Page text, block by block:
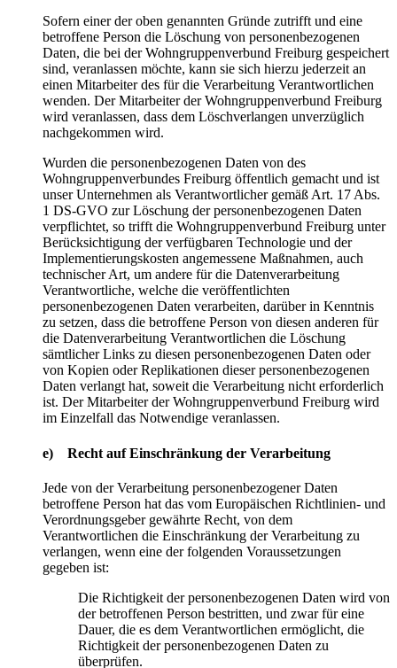
Sofern einer der oben genannten Gründe zutrifft und eine
betroffene Person die Löschung von personenbezogenen
Daten, die bei der Wohngruppenverbund Freiburg gespeichert
sind, veranlassen möchte, kann sie sich hierzu jederzeit an
einen Mitarbeiter des für die Verarbeitung Verantwortlichen
wenden. Der Mitarbeiter der Wohngruppenverbund Freiburg
wird veranlassen, dass dem Löschverlangen unverzüglich
nachgekommen wird.
Wurden die personenbezogenen Daten von des
Wohngruppenverbundes Freiburg öffentlich gemacht und ist
unser Unternehmen als Verantwortlicher gemäß Art. 17 Abs.
1 DS-GVO zur Löschung der personenbezogenen Daten
verpflichtet, so trifft die Wohngruppenverbund Freiburg unter
Berücksichtigung der verfügbaren Technologie und der
Implementierungskosten angemessene Maßnahmen, auch
technischer Art, um andere für die Datenverarbeitung
Verantwortliche, welche die veröffentlichten
personenbezogenen Daten verarbeiten, darüber in Kenntnis
zu setzen, dass die betroffene Person von diesen anderen für
die Datenverarbeitung Verantwortlichen die Löschung
sämtlicher Links zu diesen personenbezogenen Daten oder
von Kopien oder Replikationen dieser personenbezogenen
Daten verlangt hat, soweit die Verarbeitung nicht erforderlich
ist. Der Mitarbeiter der Wohngruppenverbund Freiburg wird
im Einzelfall das Notwendige veranlassen.
e) Recht auf Einschränkung der Verarbeitung
Jede von der Verarbeitung personenbezogener Daten
betroffene Person hat das vom Europäischen Richtlinien- und
Verordnungsgeber gewährte Recht, von dem
Verantwortlichen die Einschränkung der Verarbeitung zu
verlangen, wenn eine der folgenden Voraussetzungen
gegeben ist:
Die Richtigkeit der personenbezogenen Daten wird von
der betroffenen Person bestritten, und zwar für eine
Dauer, die es dem Verantwortlichen ermöglicht, die
Richtigkeit der personenbezogenen Daten zu
überprüfen.